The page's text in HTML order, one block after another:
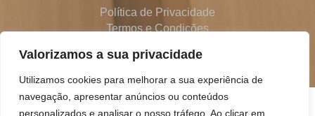
Valorizamos a sua privacidade
Utilizamos cookies para melhorar a sua experiência de
navegação, apresentar anúncios ou conteúdos
personalizados e analisar o nosso tráfego. Ao clicar em
Política de Privacidade
Termos e Condições